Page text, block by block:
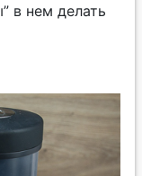
в нем делать